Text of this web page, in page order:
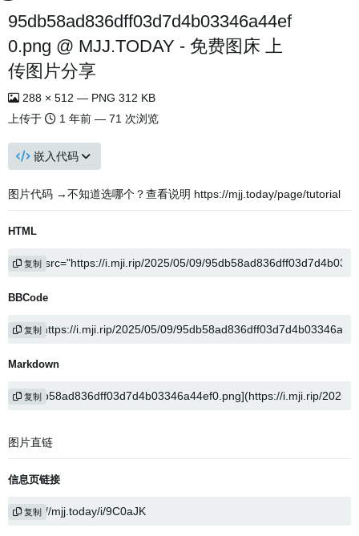
95db58ad836dff03d7d4b03346a44ef
0.png @ MJJ.TODAY - 免费图床 上
传图片分享
288 × 512 — PNG 312 KB
上传于
1 年前 — 71 次浏览
嵌入代码
图片代码 →不知道选哪个？查看说明 https://mjj.today/page/tutorial
HTML
复制
BBCode
复制
Markdown
复制
图片直链
信息页链接
复制